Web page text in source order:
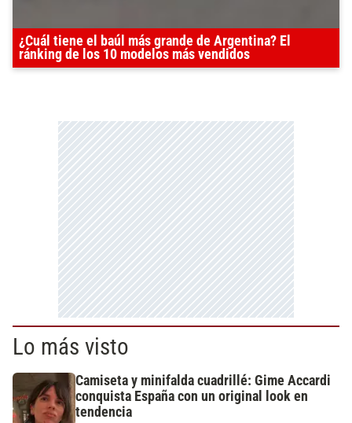
¿Cuál tiene el baúl más grande de Argentina? El
ránking de los 10 modelos más vendidos
Lo más visto
Camiseta y minifalda cuadrillé: Gime Accardi
conquista España con un original look en
tendencia